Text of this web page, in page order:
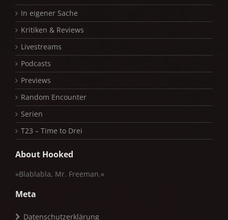
In eigener Sache
Kritiken & Reviews
Livestreams
Podcasts
Previews
Random Encounter
Serien
T23 – Time to Drei
About Hooked
»Blablabla, Mr. Freeman.«
Meta
Datenschutzerklärung